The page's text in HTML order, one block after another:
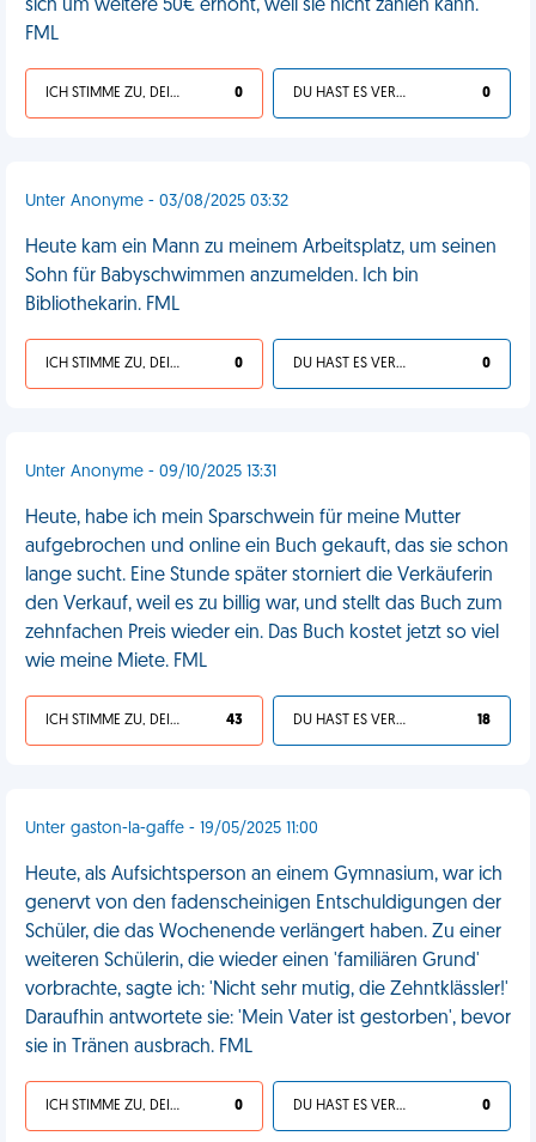
sich um weitere 50€ erhöht, weil sie nicht zahlen kann.
FML
ICH STIMME ZU, DEIN LEBEN IST SCHEISSE 0 DU HAST ES VERDIENT 0
Unter Anonyme - 03/08/2025 03:32
Heute kam ein Mann zu meinem Arbeitsplatz, um seinen
Sohn für Babyschwimmen anzumelden. Ich bin
Bibliothekarin. FML
ICH STIMME ZU, DEIN LEBEN IST SCHEISSE 0 DU HAST ES VERDIENT 0
Unter Anonyme - 09/10/2025 13:31
Heute, habe ich mein Sparschwein für meine Mutter
aufgebrochen und online ein Buch gekauft, das sie schon
lange sucht. Eine Stunde später storniert die Verkäuferin
den Verkauf, weil es zu billig war, und stellt das Buch zum
zehnfachen Preis wieder ein. Das Buch kostet jetzt so viel
wie meine Miete. FML
ICH STIMME ZU, DEIN LEBEN IST SCHEISSE 43 DU HAST ES VERDIENT 18
Unter gaston-la-gaffe - 19/05/2025 11:00
Heute, als Aufsichtsperson an einem Gymnasium, war ich
genervt von den fadenscheinigen Entschuldigungen der
Schüler, die das Wochenende verlängert haben. Zu einer
weiteren Schülerin, die wieder einen 'familiären Grund'
vorbrachte, sagte ich: 'Nicht sehr mutig, die Zehntklässler!'
Daraufhin antwortete sie: 'Mein Vater ist gestorben', bevor
sie in Tränen ausbrach. FML
ICH STIMME ZU, DEIN LEBEN IST SCHEISSE 0 DU HAST ES VERDIENT 0